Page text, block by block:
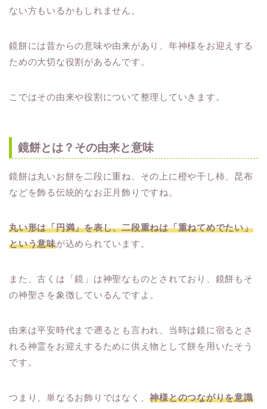
ない方もいるかもしれません。
鏡餅には昔からの意味や由来があり、年神様をお迎えする
ための大切な役割があるんです。
こではその由来や役割について整理していきます。
鏡餅とは？その由来と意味
鏡餅は丸いお餅を二段に重ね、その上に橙や干し柿、昆布
などを飾る伝統的なお正月飾りですね。
丸い形は「円満」を表し、二段重ねは「重ねてめでたい」
という意味が込められています。
また、古くは「鏡」は神聖なものとされており、鏡餅もそ
の神聖さを象徴しているんですよ。
由来は平安時代まで遡るとも言われ、当時は鏡に宿るとさ
れる神霊をお迎えするために供え物として餅を用いたそう
です。
つまり、単なるお飾りではなく、神様とのつながりを意識